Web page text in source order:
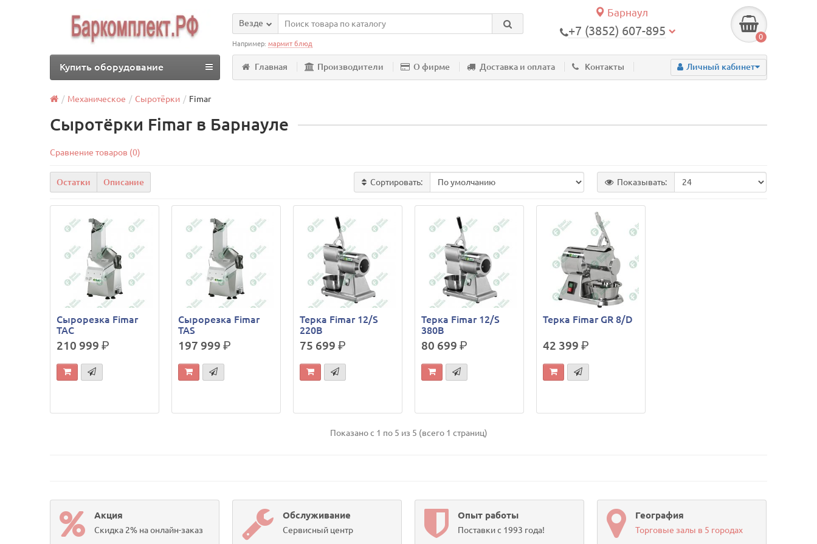
Барнаул
+7 (3852) 607-895 0
Везде
Например:мармит блюд
Главная Производители О фирме Доставка и оплата Контакты Личный кабинет
Купить оборудование
Механическое Сыротёрки Fimar
Сыротёрки Fimar в Барнауле
Сравнение товаров (0)
Остатки Описание Сортировать: Показывать:
Сырорезка Fimar
TAC
210 999р.
Сырорезка Fimar
TAS
197 999р.
Терка Fimar 12/S
220В
75 699р.
Терка Fimar 12/S
380В
80 699 р.
Терка Fimar GR 8/D
42 399 р.
Показано с 1 по 5 из 5 (всего 1 страниц)
Акция
Скидка 2% на онлайн-заказ
Обслуживание
Сервисный центр
Опыт работы
Поставки с 1993 года!
География
Торговые залы в 5 городах